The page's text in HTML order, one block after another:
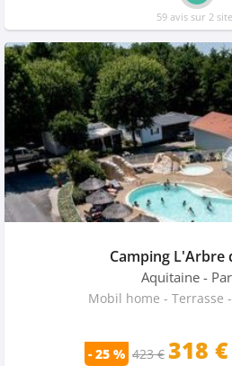
59 avis sur 2
Camping L'Arbre
Aquitaine -
Mobil home - Terrasse
- 25 % 423 € 318 €